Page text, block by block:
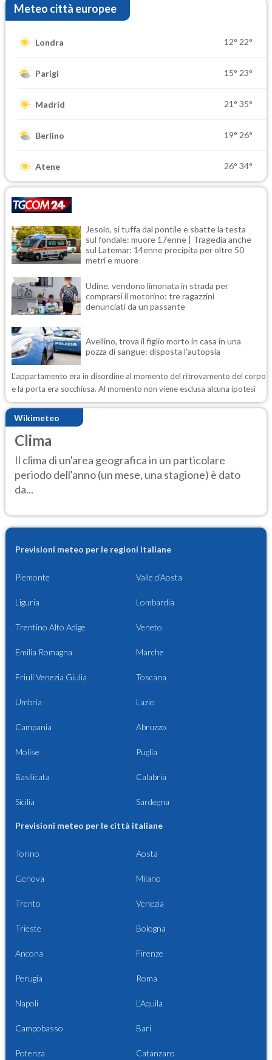
Meteo città europee
Londra 12° 22°
Parigi 15° 23°
Madrid 21° 35°
Berlino 19° 26°
Atene 26° 34°
Jesolo, si tuffa dal pontile e sbatte la testa
sul fondale: muore 17enne | Tragedia anche
sul Latemar: 14enne precipita per oltre 50
metri e muore
Udine, vendono limonata in strada per
comprarsi il motorino: tre ragazzini
denunciati da un passante
Avellino, trova il figlio morto in casa in una
pozza di sangue: disposta l'autopsia
L'appartamento era in disordine al momento del ritrovamento del corpo
e la porta era socchiusa. Al momento non viene esclusa alcuna ipotesi
Wikimeteo
Clima
Il clima di un'area geografica in un particolare
periodo dell'anno (un mese, una stagione) è dato
da...
Previsioni meteo per le regioni italiane
Piemonte Valle d'Aosta
Liguria Lombardia
Trentino Alto Adige Veneto
Emilia Romagna Marche
Friuli Venezia Giulia Toscana
Umbria Lazio
Campania Abruzzo
Molise Puglia
Basilicata Calabria
Sicilia Sardegna
Previsioni meteo per le città italiane
Torino Aosta
Genova Milano
Trento Venezia
Trieste Bologna
Ancona Firenze
Perugia Roma
Napoli L'Aquila
Campobasso Bari
Potenza Catanzaro